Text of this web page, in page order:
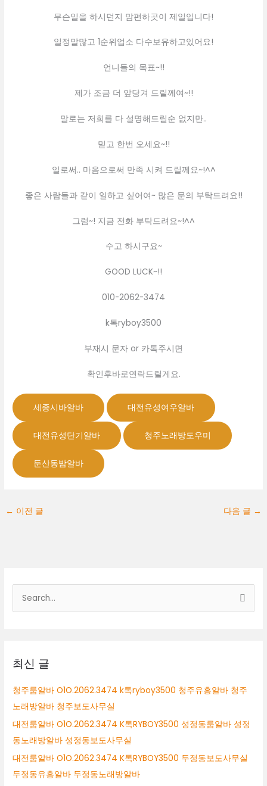
무슨일을 하시던지 맘편하곳이 제일입니다!
일정말많고 1순위업소 다수보유하고있어요!
언니들의 목표~!!
제가 조금 더 앞당겨 드릴께여~!!
말로는 저희를 다 설명해드릴순 없지만..
믿고 한번 오세요~!!
일로써.. 마음으로써 만족 시켜 드릴께요~!^^
좋은 사람들과 같이 일하고 싶어여~ 많은 문의 부탁드려요!!
그럼~! 지금 전화 부탁드려요~!^^
수고 하시구요~
GOOD LUCK~!!
010-2062-3474
k톡ryboy3500
부재시 문자 or 카톡주시면
확인후바로연락드릴게요.
세종시바알바 대전유성여우알바
대전유성단기알바 청주노래방도우미
둔산동밤알바
← 이전 글 다음 글 →
최신 글
청주룸알바 O1O.2062.3474 k톡ryboy3500 청주유흥알바 청주
노래방알바 청주보도사무실
대전룸알바 O1O.2062.3474 K톡RYBOY3500 성정동룸알바 성정
동노래방알바 성정동보도사무실
대전룸알바 O1O.2062.3474 K톡RYBOY3500 두정동보도사무실
두정동유흥알바 두정동노래방알바